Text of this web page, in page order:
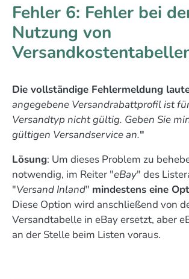
Fehler 6: Fehler bei
Nutzung von
Die vollständige Fehlermeldung
angegebene Versandrabattprofil ist
Versandtyp nicht gültig. Geben Sie
gültigen Versandservice an."
Lösung: Um dieses Problem zu
notwendig, im Reiter "eBay" des
"Versand Inland" mindestens eine
Diese Option wird anschließend von
Versandtabelle in eBay ersetzt, aber
an der Stelle beim Listen voraus.